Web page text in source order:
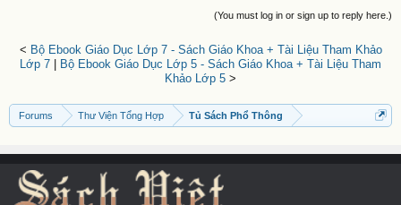
(You must log in or sign up to reply here.)
< Bộ Ebook Giáo Dục Lớp 7 - Sách Giáo Khoa + Tài Liệu Tham Khảo
Lớp 7
Bộ Ebook Giáo Dục Lớp 5 - Sách Giáo Khoa + Tài Liệu Tham
Khảo Lớp 5 >
Forums Thư Viện Tổng Hợp Tủ Sách Phổ Thông